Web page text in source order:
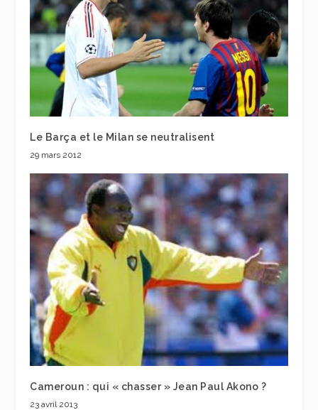
Le Barça et le Milan se neutralisent
29 mars 2012
Cameroun : qui « chasser » Jean Paul Akono ?
23 avril 2013